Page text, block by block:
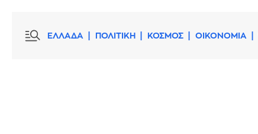
ΕΛΛΑΔΑ ΠΟΛΙΤΙΚΗ ΚΟΣΜΟΣ ΟΙΚΟΝΟΜΙΑ